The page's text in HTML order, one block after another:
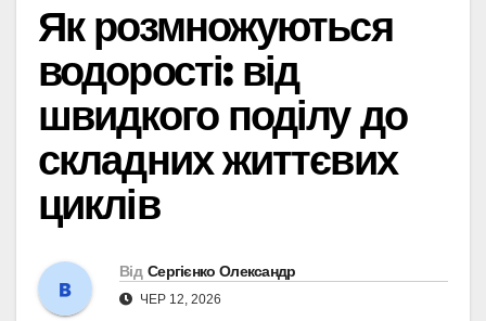
Як розмножуються
водорості: від
швидкого поділу до
складних життєвих
циклів
Від Сергієнко Олександр
ЧЕР 12, 2026